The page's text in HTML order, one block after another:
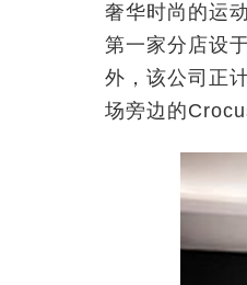
奢华时尚的运
第一家分店设
外，该公司正
场旁边的